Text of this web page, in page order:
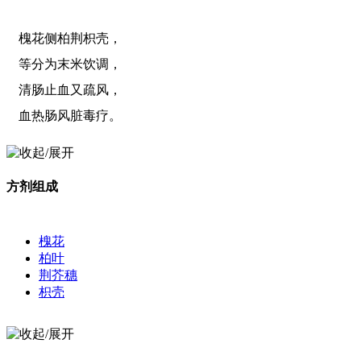
槐花侧柏荆枳壳，
等分为末米饮调，
清肠止血又疏风，
血热肠风脏毒疗。
方剂组成
槐花
柏叶
荆芥穗
枳壳